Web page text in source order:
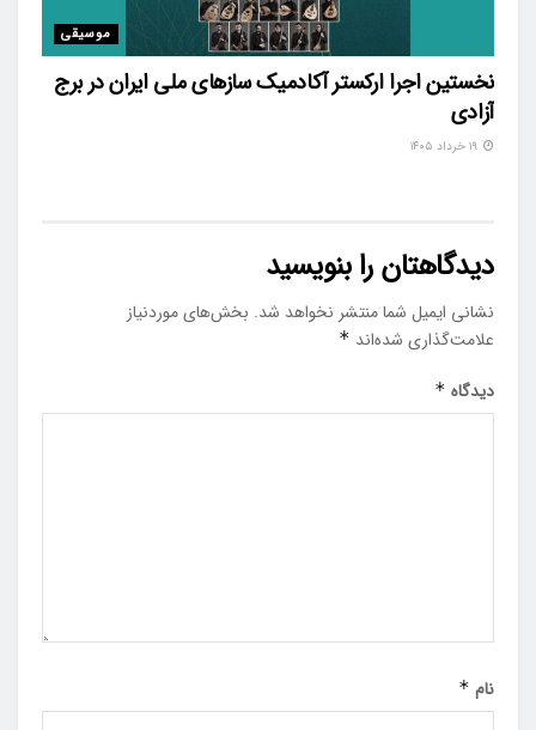
موسیقی
نخستین اجرا ارکستر آکادمیک سازهای ملی ایران در برج
آزادی
دیدگاهتان را بنویسید
نشانی ایمیل شما منتشر نخواهد شد. بخش‌های موردنیاز
علامت‌گذاری شده‌اند *
دیدگاه *
نام *